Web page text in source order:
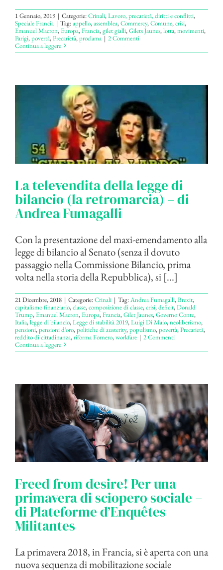
1 Gennaio, 2019 | Categorie:Crinali,Lavoro, precarietà, diritti e conflitti,
Speciale Francia | Tag:appello,assemblea,Commercy,Comune,crisi,
Emanuel Macron,Europa,Francia,gilet gialli,Gilets Jaunes,lotta,movimenti,
Parigi,povertà,Precarietà,proclama | 2 Commenti
Continua a leggere
La televendita della legge di
bilancio (la retromarcia) – di
Andrea Fumagalli
Con la presentazione del maxi-emendamento alla
legge di bilancio al Senato (senza il dovuto
passaggio nella Commissione Bilancio, prima
volta nella storia della Repubblica), si [...]
21 Dicembre, 2018 | Categorie:Crinali | Tag:Andrea Fumagalli,Brexit,
capitalismo finanziario,classe,composizione di classe,crisi,deficit,Donald
Trump,Emanuel Macron,Europa,Francia,Gilet Jaunes,Governo Conte,
Italia,legge di bilancio,Legge di stabilità 2019,Luigi Di Maio,neoliberismo,
pensioni,pensioni d’oro,politiche di austerity,populismo,povertà,Precarietà,
reddito di cittadinanza,riforma Fornero,workfare | 2 Commenti
Continua a leggere
Freed from desire! Per una
primavera di sciopero sociale –
di Plateforme d’Enquêtes
Militantes
La primavera 2018, in Francia, si è aperta con una
nuova sequenza di mobilitazione sociale